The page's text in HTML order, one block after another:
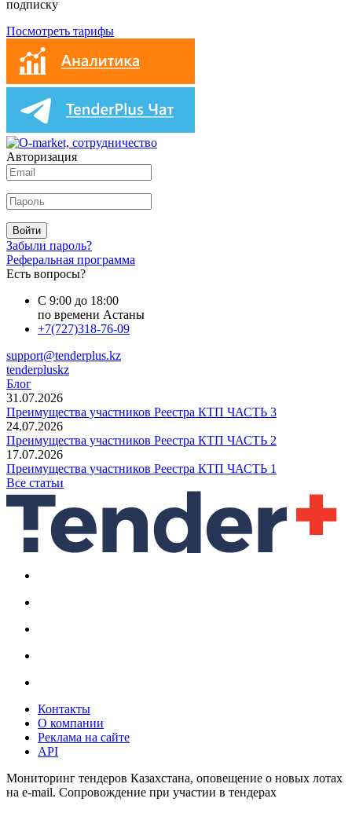
подписку
Посмотреть тарифы
Авторизация
Войти
Забыли пароль?
Реферальная программа
Есть вопросы?
С 9:00 до 18:00
по времени Астаны
+7(727)318-76-09
support@tenderplus.kz
tenderpluskz
Блог
31.07.2026
Преимущества участников Реестра КТП ЧАСТЬ 3
24.07.2026
Преимущества участников Реестра КТП ЧАСТЬ 2
17.07.2026
Преимущества участников Реестра КТП ЧАСТЬ 1
Все статьи
Контакты
О компании
Реклама на сайте
API
Мониторинг тендеров Казахстана, оповещение о новых лотах
на e-mail. Сопровождение при участии в тендерах